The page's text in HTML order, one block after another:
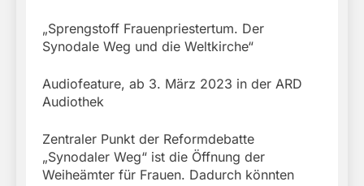
„Sprengstoff Frauenpriestertum. Der
Synodale Weg und die Weltkirche“
Audiofeature, ab 3. März 2023 in der ARD
Audiothek
Zentraler Punkt der Reformdebatte
„Synodaler Weg“ ist die Öffnung der
Weiheämter für Frauen. Dadurch könnten